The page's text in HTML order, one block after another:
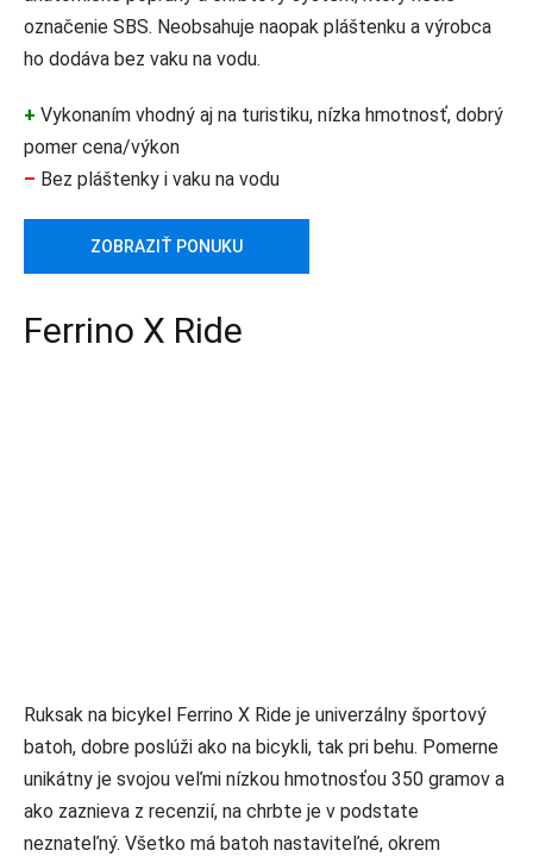
označenie SBS. Neobsahuje naopak pláštenku a výrobca
ho dodáva bez vaku na vodu.
+ Vykonaním vhodný aj na turistiku, nízka hmotnosť, dobrý
pomer cena/výkon
– Bez pláštenky i vaku na vodu
ZOBRAZIŤ PONUKU
Ferrino X Ride
Ruksak na bicykel Ferrino X Ride je univerzálny športový
batoh, dobre poslúži ako na bicykli, tak pri behu. Pomerne
unikátny je svojou veľmi nízkou hmotnosťou 350 gramov a
ako zaznieva z recenzií, na chrbte je v podstate
neznateľný. Všetko má batoh nastaviteľné, okrem